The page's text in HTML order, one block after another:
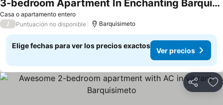
Casa o apartamento entero
3-bedroom Apartment In Enchanting Barquisimeto East With Ac, Wifi, Fast Internet
Ver precios
/ Puntuación no disponible Barquisimeto
Elige fechas para ver los precios exactos
Ver precios
Compartir